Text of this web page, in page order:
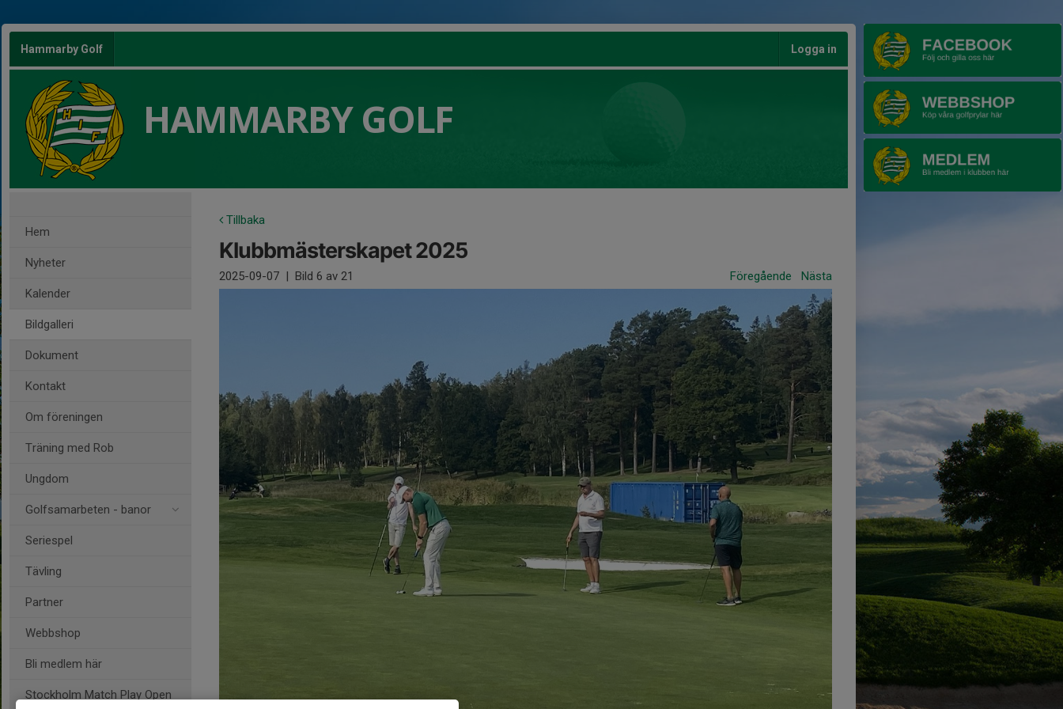
Hammarby Golf Logga in
HAMMARBY GOLF
Hem
Nyheter
Kalender
Bildgalleri
Dokument
Kontakt
Om föreningen
Träning med Rob
Ungdom
Golfsamarbeten - banor
Seriespel
Tävling
Partner
Webbshop
Bli medlem här
Stockholm Match Play Open
Tillbaka
Klubbmästerskapet 2025
2025-09-07 | Bild 6 av 21 Föregående Nästa